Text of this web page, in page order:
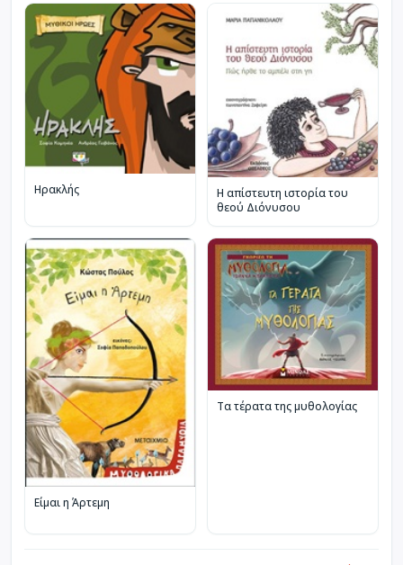
Ηρακλής
Η απίστευτη ιστορία του
θεού Διόνυσου
Είμαι η Άρτεμη
Τα τέρατα της μυθολογίας